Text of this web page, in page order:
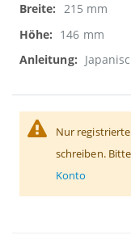
215 mm
146 mm
Nur
schreiben. Bitte
Konto